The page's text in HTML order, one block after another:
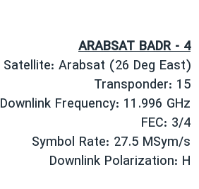
ARABSAT BADR - 4
Satellite: Arabsat (26 Deg East)
Transponder: 15
Downlink Frequency: 11.996 GHz
FEC: 3/4
Symbol Rate: 27.5 MSym/s
Downlink Polarization: H